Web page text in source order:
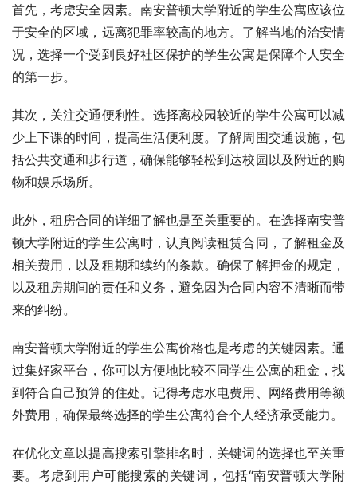
首先，考虑安全因素。南安普顿大学附近的学生公寓应该位
于安全的区域，远离犯罪率较高的地方。了解当地的治安情
况，选择一个受到良好社区保护的学生公寓是保障个人安全
的第一步。
其次，关注交通便利性。选择离校园较近的学生公寓可以减
少上下课的时间，提高生活便利度。了解周围交通设施，包
括公共交通和步行道，确保能够轻松到达校园以及附近的购
物和娱乐场所。
此外，租房合同的详细了解也是至关重要的。在选择南安普
顿大学附近的学生公寓时，认真阅读租赁合同，了解租金及
相关费用，以及租期和续约的条款。确保了解押金的规定，
以及租房期间的责任和义务，避免因为合同内容不清晰而带
来的纠纷。
南安普顿大学附近的学生公寓价格也是考虑的关键因素。通
过集好家平台，你可以方便地比较不同学生公寓的租金，找
到符合自己预算的住处。记得考虑水电费用、网络费用等额
外费用，确保最终选择的学生公寓符合个人经济承受能力。
在优化文章以提高搜索引擎排名时，关键词的选择也至关重
要。考虑到用户可能搜索的关键词，包括“南安普顿大学附